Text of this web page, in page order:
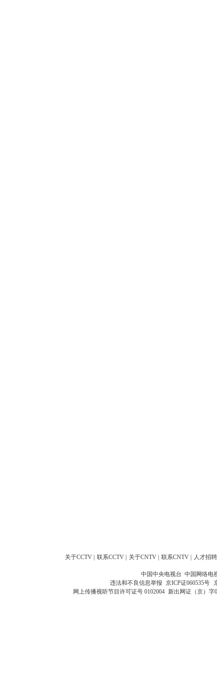
关于CCTV 联系CCTV 关于CNTV 联系CNTV 人才招聘
中国中央电视台 中国网络电
违法和不良信息举报 京ICP证060535号
网上传播视听节目许可证号 0102004 新出网证（京）